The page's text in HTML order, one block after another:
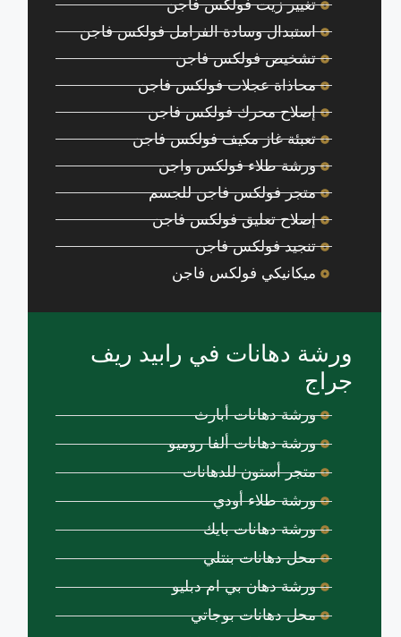
تغيير زيت فولكس فاجن
استبدال وسادة الفرامل فولكس فاجن
تشخيص فولكس فاجن
محاذاة عجلات فولكس فاجن
إصلاح محرك فولكس فاجن
تعبئة غاز مكيف فولكس فاجن
ورشة طلاء فولكس واجن
متجر فولكس فاجن للجسم
إصلاح تعليق فولكس فاجن
تنجيد فولكس فاجن
ميكانيكي فولكس فاجن
ورشة دهانات في رابيد ريف
جراج
ورشة دهانات أبارث
ورشة دهانات ألفا روميو
متجر أستون للدهانات
ورشة طلاء أودي
ورشة دهانات بايك
محل دهانات بنتلي
ورشة دهان بي ام دبليو
محل دهانات بوجاتي